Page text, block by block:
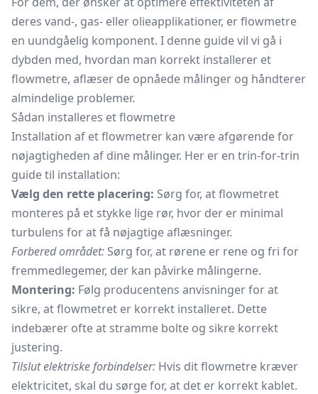
deres vand-, gas- eller olieapplikationer, er flowmetre
en uundgåelig komponent. I denne guide vil vi gå i
dybden med, hvordan man korrekt installerer et
flowmetre, aflæser de opnåede målinger og håndterer
almindelige problemer.
Sådan installeres et flowmetre
Installation af et flowmetrer kan være afgørende for
nøjagtigheden af dine målinger. Her er en trin-for-trin
guide til installation:
Vælg den rette placering: Sørg for, at flowmetret
monteres på et stykke lige rør, hvor der er minimal
turbulens for at få nøjagtige aflæsninger.
Forbered området: Sørg for, at rørene er rene og fri for
fremmedlegemer, der kan påvirke målingerne.
Montering: Følg producentens anvisninger for at
sikre, at flowmetret er korrekt installeret. Dette
indebærer ofte at stramme bolte og sikre korrekt
justering.
Tilslut elektriske forbindelser: Hvis dit flowmetre kræver
elektricitet, skal du sørge for, at det er korrekt kablet.